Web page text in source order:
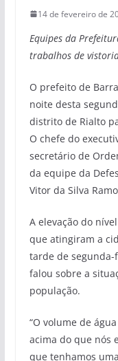
14 de fevereiro de
Equipes da
trabalhos de
O prefeito de
noite desta
distrito de Rialto
O chefe do
secretário de
da equipe da
Vitor da Silva
A elevação do
que atingiram a
tarde de
falou sobre a
população.
“O volume de
acima do que nós
que tenhamos